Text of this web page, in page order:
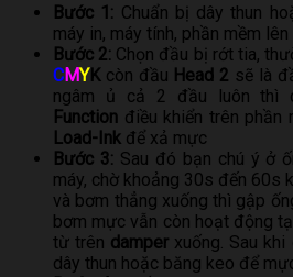
Bước 1: Chuẩn bị dây thun
máy in, máy tính, phần mềm
Bước 2: Chọn đầu bị rớt tia,
CMYK còn đầu Head 2 sẽ là
ngâm ủ cả 2 đầu luôn thì
Function điều khiển trên phần
Load-Ink để xả mực
Bước 3:Sau đó bạn chú ý ở
máy, chờ khoảng 30s đến 60s
và bơm thẳng xuống thì gập
bơm mực vẫn còn hoạt động
từ trên damper xuống. Sau
dây thun hoặc băng keo để